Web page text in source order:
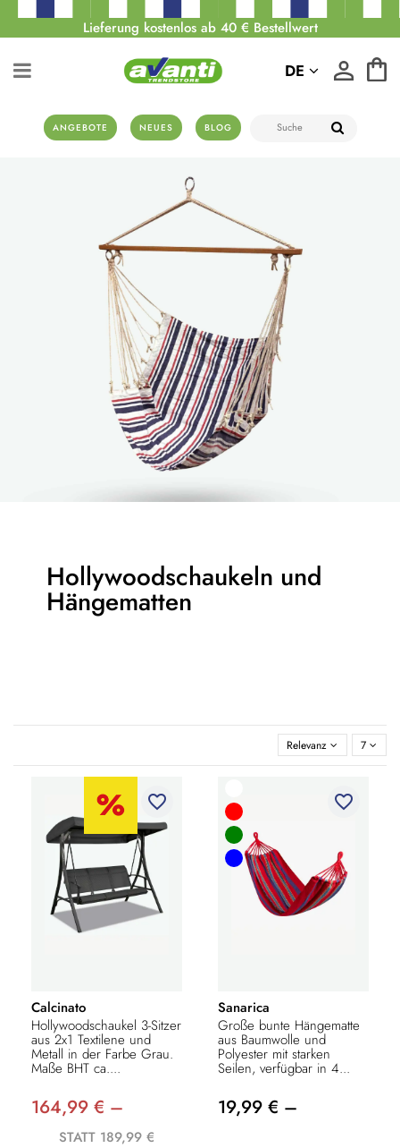
Lieferung kostenlos ab 40 € Bestellwert
ANGEBOTE NEUES BLOG
DE
Hollywoodschaukeln und
Hängematten
Relevanz 7
favorite_border
Calcinato
Hollywoodschaukel 3-Sitzer
aus 2x1 Textilene und
Metall in der Farbe Grau.
Maße BHT ca....
164,99 € –
STATT 189,99 €
favorite_border
Sanarica
Große bunte Hängematte
aus Baumwolle und
Polyester mit starken
Seilen, verfügbar in 4...
19,99 € –